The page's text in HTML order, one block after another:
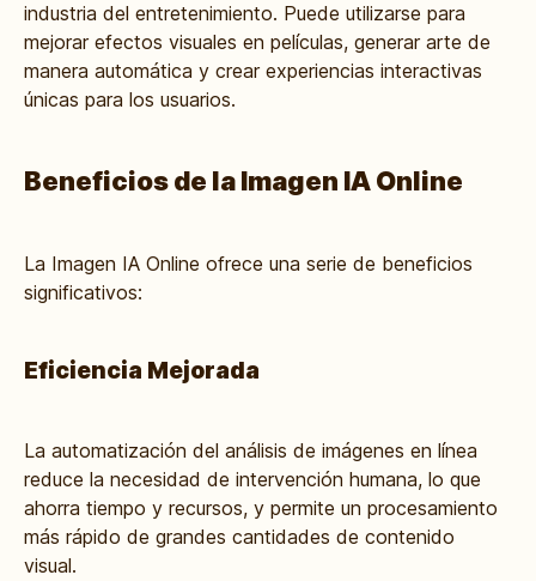
industria del entretenimiento. Puede utilizarse para
mejorar efectos visuales en películas, generar arte de
manera automática y crear experiencias interactivas
únicas para los usuarios.
Beneficios de la Imagen IA Online
La Imagen IA Online ofrece una serie de beneficios
significativos:
Eficiencia Mejorada
La automatización del análisis de imágenes en línea
reduce la necesidad de intervención humana, lo que
ahorra tiempo y recursos, y permite un procesamiento
más rápido de grandes cantidades de contenido
visual.